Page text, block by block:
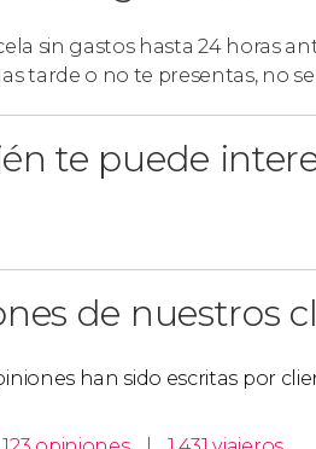
sin gastos hasta 24 horas
tarde o no te presentas, no
te puede
de nuestros
han sido escritas por